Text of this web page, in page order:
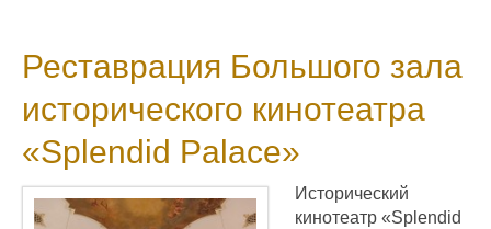
Реставрация Большого зала
исторического кинотеатра
«Splendid Palace»
Исторический
кинотеатр «Splendid